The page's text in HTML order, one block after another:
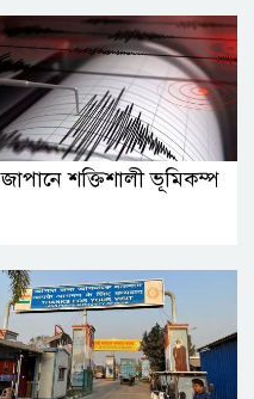
জাপানে শক্তিশালী ভূমিকম্প